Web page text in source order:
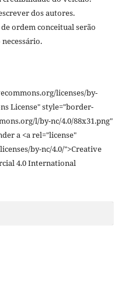
dos autores.
ordem conceitual serão
licenses/by-
License" style="border-
l/by-nc/4.0/88x31.png"
a <a rel="license"
by-nc/4.0/">Creative
4.0 International